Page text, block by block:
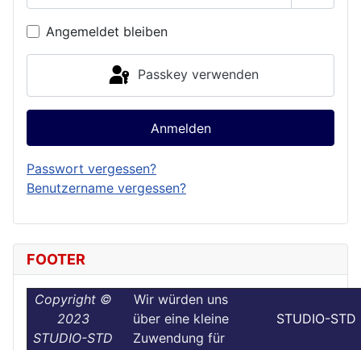
Angemeldet bleiben
Passkey verwenden
Anmelden
Passwort vergessen?
Benutzername vergessen?
FOOTER
Copyright ©
2023
STUDIO-STD
Wir würden uns
über eine kleine
Zuwendung für
STUDIO-STD